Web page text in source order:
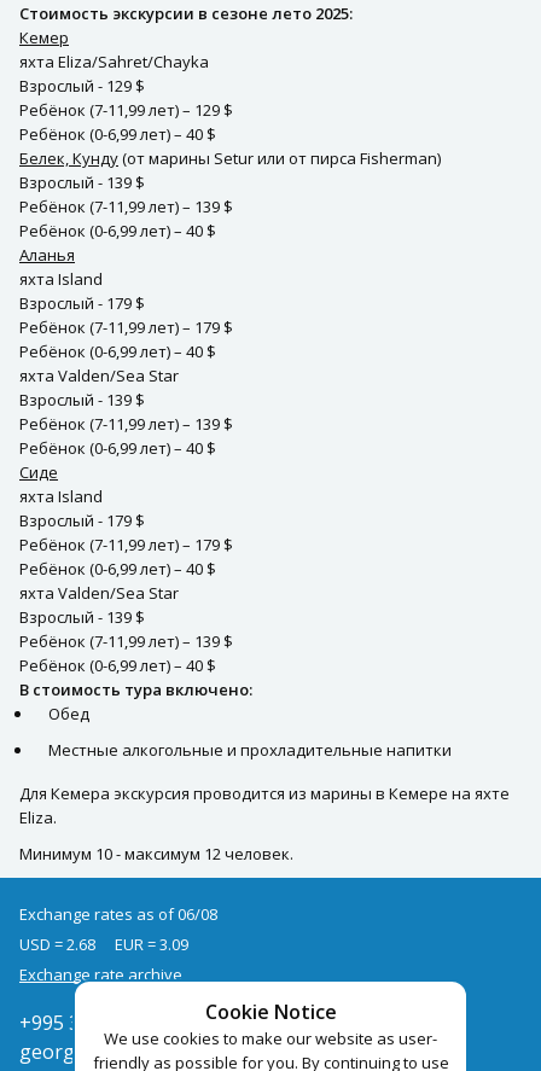
Стоимость экскурсии в сезоне лето 2025:
Кемер
яхта Eliza/Sahret/Chayka
Взрослый - 129 $
Ребёнок (7-11,99 лет) – 129 $
Ребёнок (0-6,99 лет) – 40 $
Белек, Кунду(от марины Setur или от пирса Fisherman)
Взрослый - 139 $
Ребёнок (7-11,99 лет) – 139 $
Ребёнок (0-6,99 лет) – 40 $
Аланья
яхта Island
Взрослый - 179 $
Ребёнок (7-11,99 лет) – 179 $
Ребёнок (0-6,99 лет) – 40 $
яхта Valden/Sea Star
Взрослый - 139 $
Ребёнок (7-11,99 лет) – 139 $
Ребёнок (0-6,99 лет) – 40 $
Сиде
яхта Island
Взрослый - 179 $
Ребёнок (7-11,99 лет) – 179 $
Ребёнок (0-6,99 лет) – 40 $
яхта Valden/Sea Star
Взрослый - 139 $
Ребёнок (7-11,99 лет) – 139 $
Ребёнок (0-6,99 лет) – 40 $
В стоимость тура включено:
Обед
Местные алкогольные и прохладительные напитки
Для Кемера экскурсия проводится из марины в Кемере на яхте
Eliza.
Минимум 10 - максимум 12 человек.
Cookie Notice
We use cookies to make our website as user-
friendly as possible for you. By continuing to use
Exchange rates as of 06/08
USD = 2.68
EUR = 3.09
Exchange rate archive
+995 322050666
georgia@pegast.ge